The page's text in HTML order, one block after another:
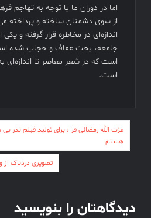
اما در دوران ما با توجه به تهاجم
از سوی دشمنان ساخته و پرداخته
اندازه‌ای در مخاطره قرار گرفته و
جامعه، بحث عفاف و حجاب شده
است که در شعر معاصر تا اندازه‌ای
است.
راهبری
نوشته
عزت الله رمضانی فر : برای تولید فیلم نذر بی
هستم
تصویری دردناک از
دیدگاهتان را بنویسید